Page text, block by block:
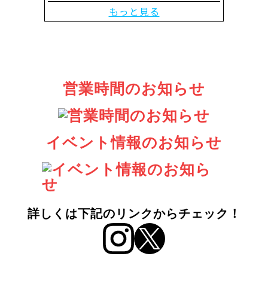
もっと見る
営業時間のお知らせ
イベント情報のお知らせ
詳しくは下記のリンクからチェック！